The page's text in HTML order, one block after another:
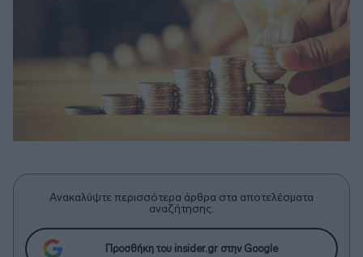
Ανακαλύψτε περισσότερα άρθρα στα αποτελέσματα
αναζήτησης.
Προσθήκη του insider.gr στην Google